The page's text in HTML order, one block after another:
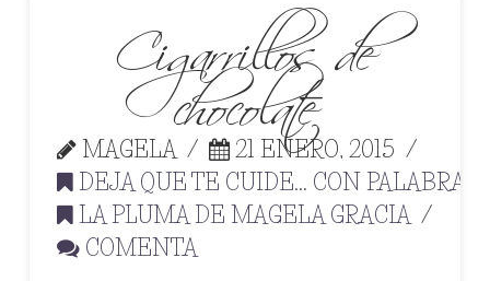
Cigarrillos de
chocolate
MAGELA
21 ENERO, 2015
DEJA QUE TE CUIDE... CON PALABRAS
LA PLUMA DE MAGELA GRACIA
COMENTA